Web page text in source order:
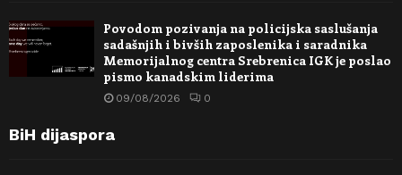
Povodom pozivanja na policijska saslušanja
sadašnjih i bivših zaposlenika i saradnika
Memorijalnog centra Srebrenica IGK je poslao
pismo kanadskim liderima
09/08/2026 0
BiH dijaspora